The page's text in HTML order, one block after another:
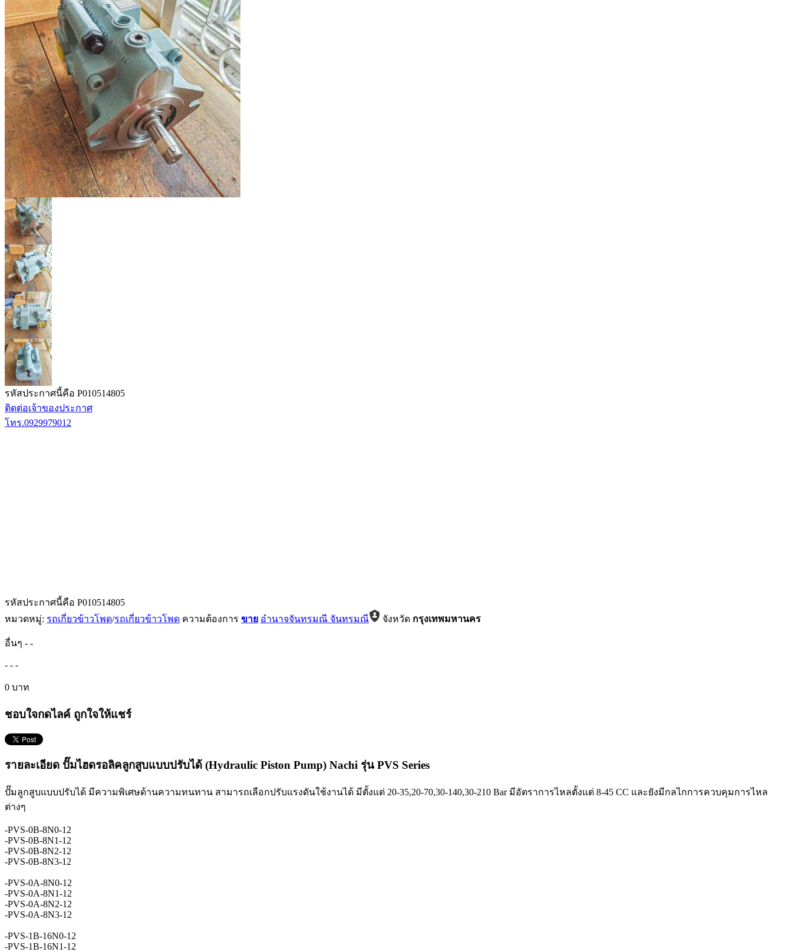
รหัสประกาศนี้คือ P010514805
ติดต่อเจ้าของประกาศ
โทร.0929979012
รหัสประกาศนี้คือ P010514805
หมวดหมู่: รถเกี่ยวข้าวโพด/รถเกี่ยวข้าวโพด ความต้องการ ขาย อำนาจจันทรมณี จันทรมณี จังหวัด กรุงเทพมหานคร
อื่นๆ - -
- - -
0 บาท
ชอบใจกดไลค์ ถูกใจให้แชร์
รายละเอียด ปั๊มไฮดรอลิคลูกสูบแบบปรับได้ (Hydraulic Piston Pump) Nachi รุ่น PVS Series
ปั๊มลูกสูบแบบปรับได้ มีความพิเศษด้านความทนทาน สามารถเลือกปรับแรงดันใช้งานได้ มีตั้งแต่ 20-35,20-70,30-140,30-210 Bar มีอัตราการไหลตั้งแต่ 8-45 CC และยังมีกลไกการควบคุมการไหล
ต่างๆ
-PVS-0B-8N0-12
-PVS-0B-8N1-12
-PVS-0B-8N2-12
-PVS-0B-8N3-12
-PVS-0A-8N0-12
-PVS-0A-8N1-12
-PVS-0A-8N2-12
-PVS-0A-8N3-12
-PVS-1B-16N0-12
-PVS-1B-16N1-12